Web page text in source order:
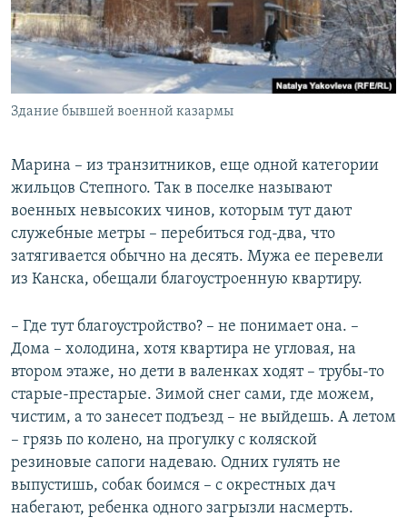
Здание бывшей военной казармы
Марина – из транзитников, еще одной категории
жильцов Степного. Так в поселке называют
военных невысоких чинов, которым тут дают
служебные метры – перебиться год-два, что
затягивается обычно на десять. Мужа ее перевели
из Канска, обещали благоустроенную квартиру.​
– Где тут благоустройство? – не понимает она. –
Дома – холодина, хотя квартира не угловая, на
втором этаже, но дети в валенках ходят – трубы-то
старые-престарые. Зимой снег сами, где можем,
чистим, а то занесет подъезд – не выйдешь. А летом
– грязь по колено, на прогулку с коляской
резиновые сапоги надеваю. Одних гулять не
выпустишь, собак боимся – с окрестных дач
набегают, ребенка одного загрызли насмерть.